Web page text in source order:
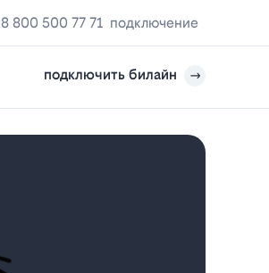
8 800 500 77 71 подключение
подключить билайн